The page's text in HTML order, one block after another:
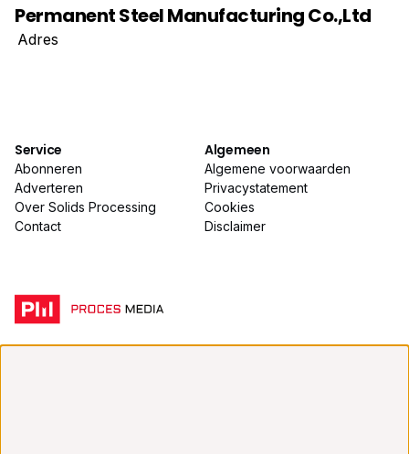
Permanent Steel Manufacturing Co.,Ltd
Adres
Service
Abonneren
Adverteren
Over Solids Processing
Contact
Algemeen
Algemene voorwaarden
Privacystatement
Cookies
Disclaimer